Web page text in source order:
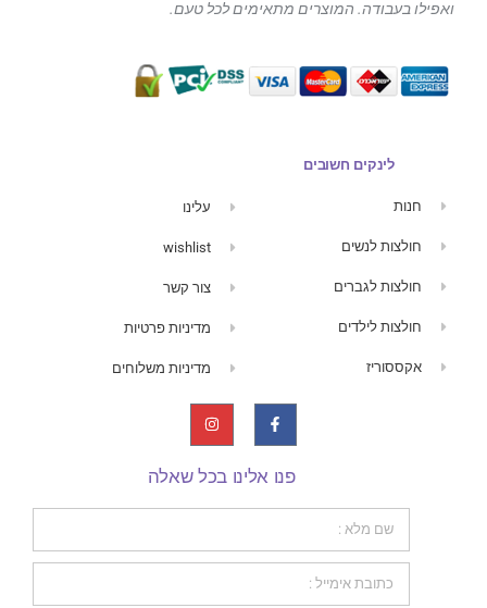
ואפילו בעבודה. המוצרים מתאימים לכל טעם.
לינקים חשובים
חנות
חולצות לנשים
חולצות לגברים
חולצות לילדים
אקססוריז
עלינו
wishlist
צור קשר
מדיניות פרטיות
מדיניות משלוחים
פנו אלינו בכל שאלה